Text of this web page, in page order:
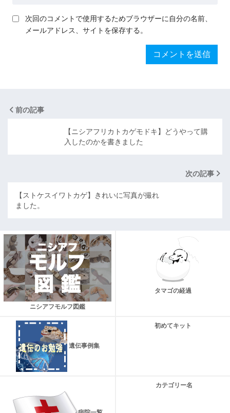
次回のコメントで使用するためブラウザーに自分の名前、
メールアドレス、サイトを保存する。
前の記事
【ニシアフリカトカゲモドキ】どうやって購
入したのかを書きました
次の記事
【ストケスイワトカゲ】きれいに写真が撮れ
ました。
ニシアフモルフ図鑑
タマゴの経過
遺伝事例集
初めてキット
カテゴリー名